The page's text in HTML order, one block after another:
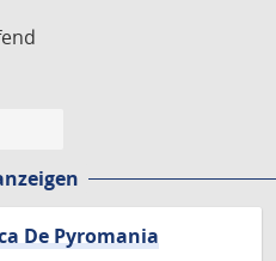
De Pyromania